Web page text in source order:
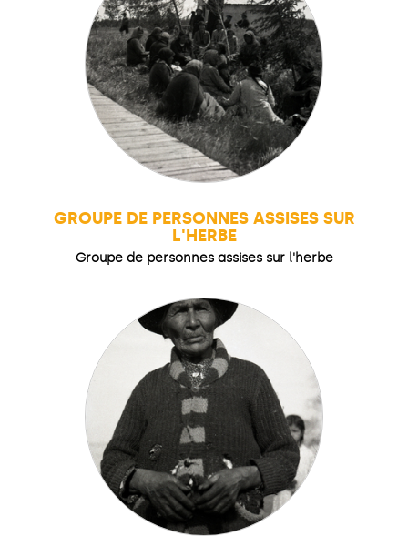
GROUPE DE PERSONNES ASSISES SUR
L'HERBE
Groupe de personnes assises sur l'herbe